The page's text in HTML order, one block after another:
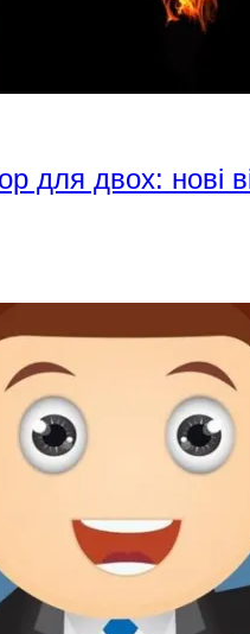
для двох: нові